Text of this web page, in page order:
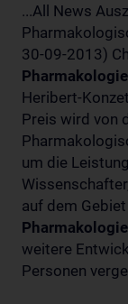
...All News
30-09-2013)
Pharmakologie
Heribert-
Preis wird von
um die
auf dem
Pharmakologie
weitere
Personen